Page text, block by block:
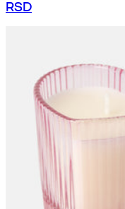
RSD